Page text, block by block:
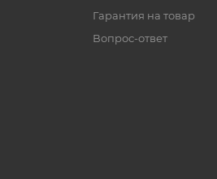
Гарантия на товар
Вопрос-ответ